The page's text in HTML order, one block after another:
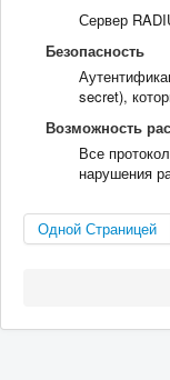
Сервер
Безопасность
secret),
Возможность
Все
нарушения
Одной Страницей